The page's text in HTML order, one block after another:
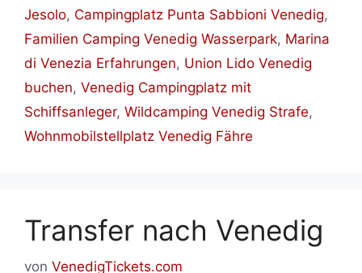
Jesolo, Campingplatz Punta Sabbioni Venedig,
Familien Camping Venedig Wasserpark, Marina
di Venezia Erfahrungen, Union Lido Venedig
buchen, Venedig Campingplatz mit
Schiffsanleger, Wildcamping Venedig Strafe,
Wohnmobilstellplatz Venedig Fähre
Transfer nach Venedig
von VenedigTickets.com